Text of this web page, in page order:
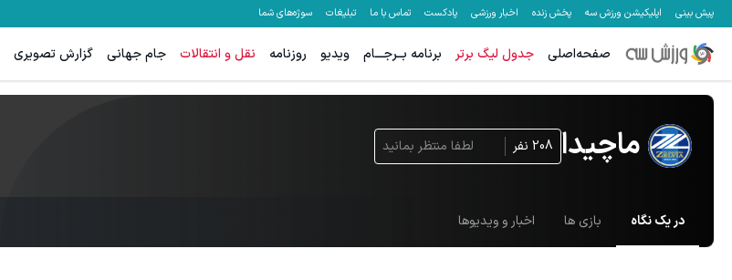
پیش بینی اپلیکیشن ورزش سه پخش زنده اخبار ورزشی پادکست تماس با ما تبلیغات سوژه‌های شما
صفحه‌اصلی جدول لیگ برتر برنامه بــرجـــام ویدیو روزنامه نقل و انتقالات جام جهانی گزارش تصویری
ماچیدا 208 نفر لطفا منتظر بمانید
در یک نگاه بازی ها اخبار و ویدیوها